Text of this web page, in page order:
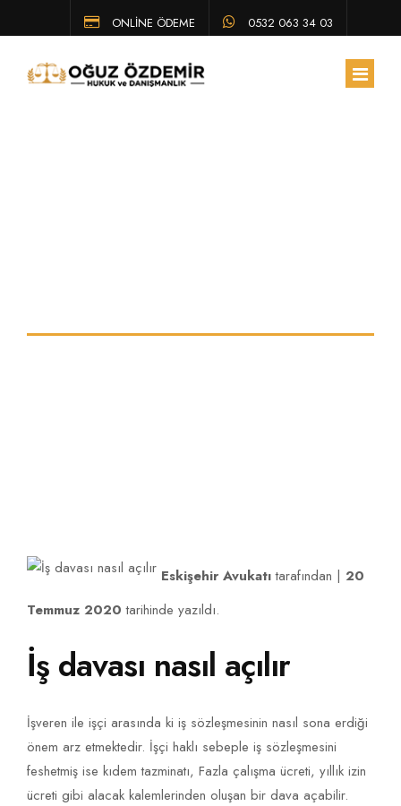
ONLİNE ÖDEME 0532 063 34 03
Eskişehir Avukatıtarafından | 20
Temmuz 2020 tarihinde yazıldı.
İş davası nasıl açılır
İşveren ile işçi arasında ki iş sözleşmesinin nasıl sona erdiği
önem arz etmektedir. İşçi haklı sebeple iş sözleşmesini
feshetmiş ise kıdem tazminatı, Fazla çalışma ücreti, yıllık izin
ücreti gibi alacak kalemlerinden oluşan bir dava açabilir.